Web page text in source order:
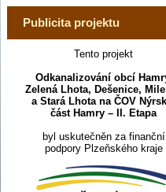
Publicita projektu
Tento projekt
Odkanalizování obcí
Zelená Lhota, Dešenice,
a Stará Lhota na ČOV
část Hamry – II. Etapa
byl uskutečněn za finanční
podpory Plzeňského kraje